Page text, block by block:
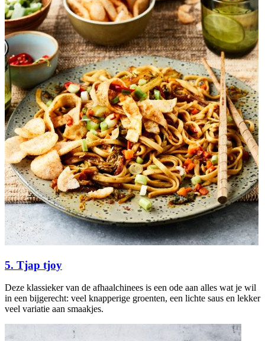
5. Tjap tjoy
Deze klassieker van de afhaalchinees is een ode aan alles wat je wil
in een bijgerecht: veel knapperige groenten, een lichte saus en lekker
veel variatie aan smaakjes.